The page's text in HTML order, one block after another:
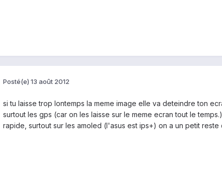
Posté(e) 13 août 2012
si tu laisse trop lontemps la meme image elle va deteindre ton
surtout les gps (car on les laisse sur le meme ecran tout le
rapide, surtout sur les amoled (l'asus est ips+) on a un petit